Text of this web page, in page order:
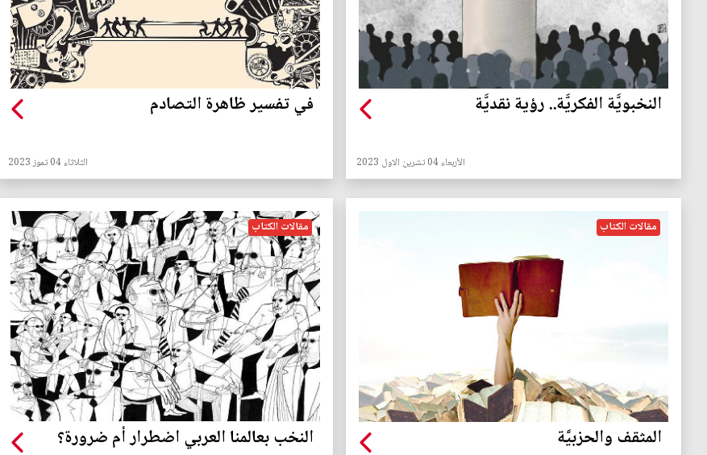
النخبويَّة الفكريَّة.. رؤية نقديَّة
الأربعاء 04 تشرين الاول 2023
في تفسير ظاهرة التصادم
الثلاثاء 04 تموز 2023
مقالات الكتاب
المثقف والحزبيَّة
مقالات الكتاب
النخب بعالمنا العربي اضطرار أم ضرورة؟